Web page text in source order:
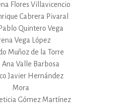
Flores Villavicencio
Cabrera Pivaral
Quintero Vega
Vega López
Muñoz de la Torre
Valle Barbosa
Javier Hernández
Mora
Gómez Martínez